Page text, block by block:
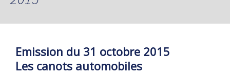
Emission du 31 octobre 2015
Les canots automobiles